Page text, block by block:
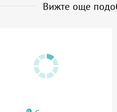
Вижте още